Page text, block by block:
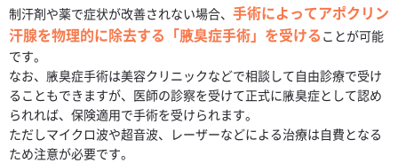
制汗剤や薬で症状が改善されない場合、 手術によってアポクリン
汗腺を物理的に除去する「腋臭症手術」を受ける ことが可能
です。
なお、腋臭症手術は美容クリニックなどで相談して自由診療で受け
ることもできますが、医師の診察を受けて正式に腋臭症として認め
られれば、保険適用で手術を受けられます。
ただしマイクロ波や超音波、レーザーなどによる治療は自費となる
ため注意が必要です。